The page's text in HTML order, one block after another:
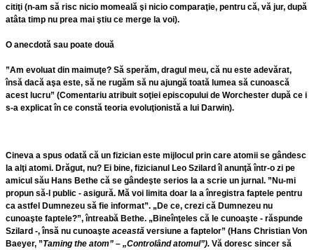
citiţi (n-am să risc nicio momeală şi nicio comparaţie, pentru că, vă jur, după
atâta timp nu prea mai ştiu ce merge la voi).
O anecdotă sau poate două
”Am evoluat din maimuţe? Să sperăm, dragul meu, că nu este adevărat,
însă dacă aşa este, să ne rugăm să nu ajungă toată lumea să cunoască
acest lucru” (Comentariu atribuit soţiei episcopului de Worchester după ce i
s-a explicat în ce constă teoria evoluţionistă a lui Darwin).
Cineva a spus odată că un fizician este mijlocul prin care atomii se gândesc
la alţi atomi. Drăgut, nu? Ei bine, fizicianul Leo Szilardîl anunţă într-o zi pe
amicul său Hans Bethe că se gândeşte serios la a scrie un jurnal. ”Nu-mi
propun să-l public - asigură. Mă voi limita doar la a înregistra faptele pentru
ca astfel Dumnezeu să fie informat”. „De ce, crezi că Dumnezeu nu
cunoaşte faptele?”, întreabă Bethe. „Bineînţeles că le cunoaşte - răspunde
Szilard -, însă nu cunoaşte această versiune a faptelor” (Hans Christian Von
Baeyer, ”Taming the atom” – „Controlând atomul”). Vă doresc sincer să